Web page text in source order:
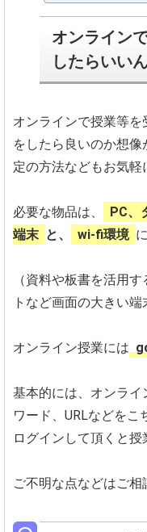
オンライン
したらいい
オンラインで授業等
をしたら良いのか想
定の方法などもお気軽
必要な物品は、
PC、
端末 と、 wi-fi環境
（資料や板書を活用
トなど画面の大きい端
オンライン授業には
基本的には、オンラ
ワード、URLなどを
ログインして頂くと授
ご不明な点などはご相